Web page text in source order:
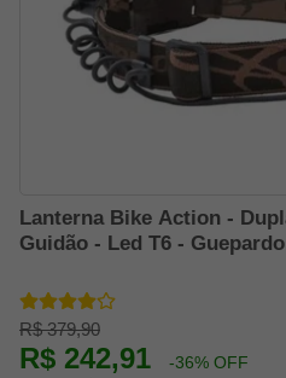
Lanterna Bike Action -
Guidão - Led T6 - Guepardo
R$ 379,90
R$ 242,91 -36% OFF